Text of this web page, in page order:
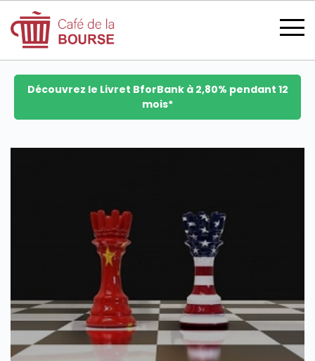
se connecter
CATÉGORIES
SECTIONS
Découvrez le Livret BforBank à 2,80% pendant 12
mois*